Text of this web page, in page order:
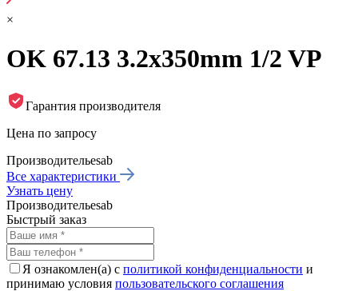
×
OK 67.13 3.2x350mm 1/2 VP
Гарантия производителя
Цена по запросу
Производительesab
Все характеристики
Узнать цену
Производительesab
Быстрый заказ
Я ознакомлен(а) с политикой конфиденциальности и
принимаю условия пользовательского соглашения